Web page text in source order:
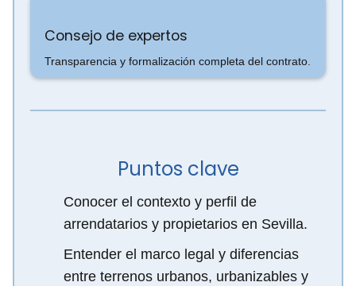
Consejo de expertos
Transparencia y formalización completa del contrato.
Puntos clave
Conocer el contexto y perfil de
arrendatarios y propietarios en Sevilla.
Entender el marco legal y diferencias
entre terrenos urbanos, urbanizables y